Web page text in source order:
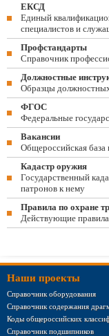
ЕКСД
Единый
специалистов и
Профстандарты
Справочник
Должностные
Образцы
ФГОС
Федеральные
Вакансии
Общероссийская база
Кадастр оружия
Государственный
патронов к нему
Правила по охране
Действующие
Наши проекты
Справочник оборудования
Справочник содержания
Коды общероссийских
Справочник подшипников